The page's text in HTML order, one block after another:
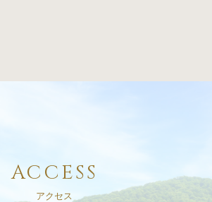
ACCESS
アクセス